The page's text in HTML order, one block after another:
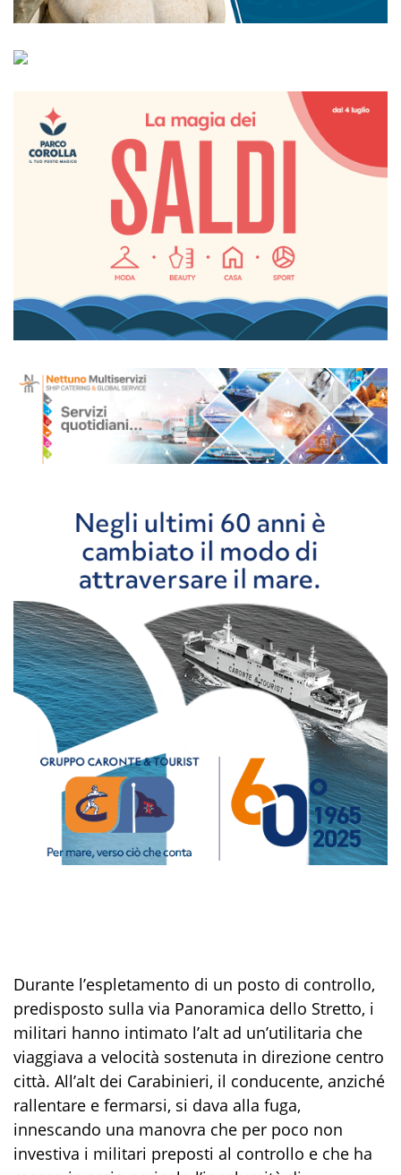
Durante l’espletamento di un posto di controllo,
predisposto sulla via Panoramica dello Stretto, i
militari hanno intimato l’alt ad un’utilitaria che
viaggiava a velocità sostenuta in direzione centro
città. All’alt dei Carabinieri, il conducente, anziché
rallentare e fermarsi, si dava alla fuga,
innescando una manovra che per poco non
investiva i militari preposti al controllo e che ha